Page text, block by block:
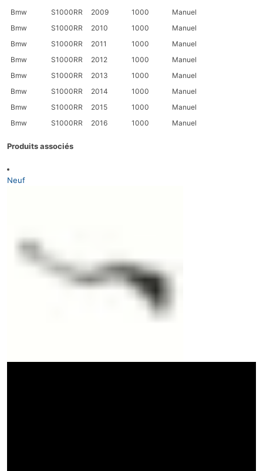
Bmw
S1000RR 2009 1000
Manuel
Bmw
S1000RR 2010 1000
Manuel
Bmw
S1000RR 2011 1000
Manuel
Bmw
S1000RR 2012 1000
Manuel
Bmw
S1000RR 2013 1000
Manuel
Bmw
S1000RR 2014 1000
Manuel
Bmw
S1000RR 2015 1000
Manuel
Bmw
S1000RR 2016 1000 Manuel
Produits associés
Neuf